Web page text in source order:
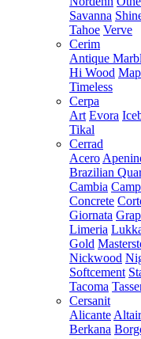
Savanna
Tahoe Verve
Cerim
Antique
Hi Wood
Timeless
Cerpa
Art Evora
Tikal
Cerrad
Acero
Brazilian
Cambia
Concrete
Giornata
Limeria
Gold
Nickwood
Softcement
Tacoma
Cersanit
Alicante Altair
Berkana